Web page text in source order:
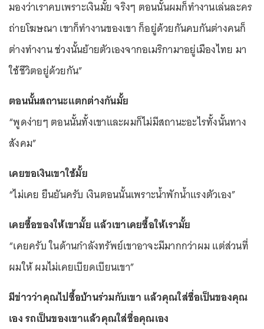
มองว่าเราคบเพราะเงินมั้ย จริงๆ ตอนนั้นผมก็ทำงานเล่นละคร
ถ่ายโฆษณา เขาก็ทำงานของเขา ก็อยู่ด้วยกันคบกันต่างคนก็
ต่างทำงาน ช่วงนั้นย้ายตัวเองจากอเมริกามาอยู่เมืองไทย มา
ใช้ชีวิตอยู่ด้วยกัน”
ตอนนั้นสถานะแตกต่างกันมั้ย
“พูดง่ายๆ ตอนนั้นทั้งเขาและผมก็ไม่มีสถานะอะไรทั้งนั้นทาง
สังคม”
เคยขอเงินเขาใช้มั้ย
“ไม่เคย ยืนยันครับ เงินตอนนั้นเพราะน้ำพักน้ำแรงตัวเอง”
เคยซื้อของให้เขามั้ย แล้วเขาเคยซื้อให้เรามั้ย
“เคยครับ ในด้านกำลังทรัพย์เขาอาจะมีมากกว่าผม แต่ส่วนที่
ผมให้ ผมไม่เคยเบียดเบียนเขา”
มีข่าวว่าคุณไปซื้อบ้านร่วมกับเขา แล้วคุณใส่ชื่อเป็นของคุณ
เอง รถเป็นของเขาแล้วคุณใส่ชื่อคุณเอง